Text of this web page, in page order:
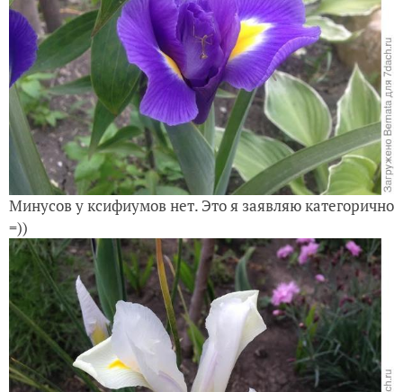
Минусов у ксифиумов нет. Это я заявляю категорично
=))